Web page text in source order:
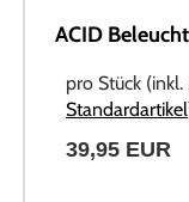
ACID
pro Stück
Standardartikel
39,95 EUR